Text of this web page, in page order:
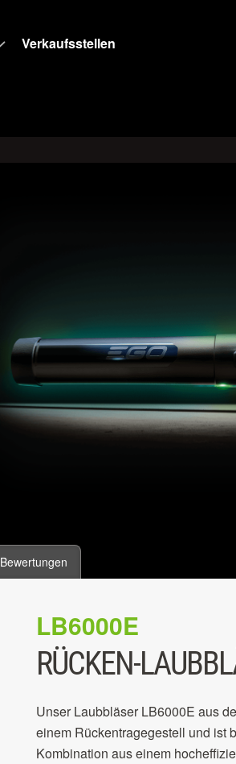
Verkaufsstellen
Bewertungen
LB6000E
RÜCKEN-
Unser Laubbläser LB6000E aus
einem Rückentragegestell und ist
Kombination aus einem